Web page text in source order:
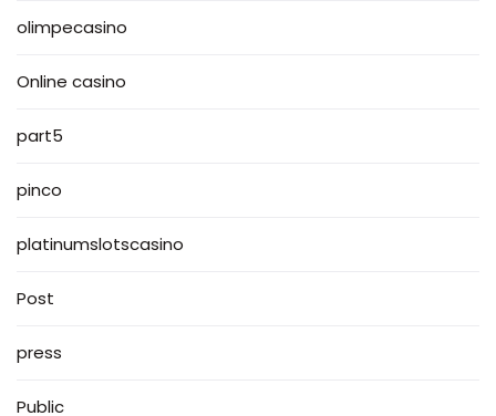
olimpecasino
Online casino
part5
pinco
platinumslotscasino
Post
press
Public